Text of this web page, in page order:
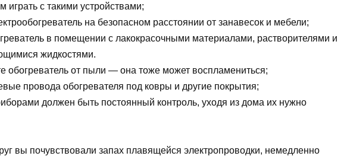
играть с такими устройствами;
на безопасном расстоянии от занавесок и мебели;
в помещении с лакокрасочными материалами, растворителями и
жидкостями.
обогреватель от пыли — она тоже может воспламениться;
провода обогревателя под ковры и другие покрытия;
должен быть постоянный контроль, уходя из дома их нужно
вы почувствовали запах плавящейся электропроводки, немедленно